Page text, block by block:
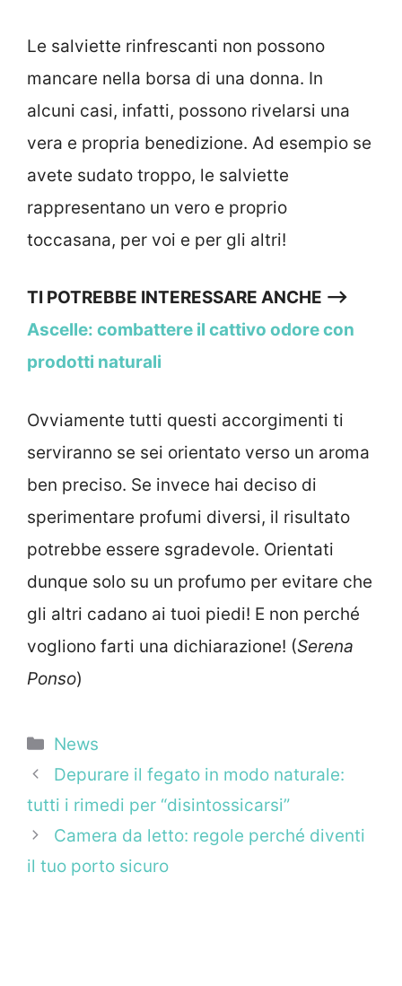
Le salviette rinfrescanti non possono
mancare nella borsa di una donna. In
alcuni casi, infatti, possono rivelarsi una
vera e propria benedizione. Ad esempio se
avete sudato troppo, le salviette
rappresentano un vero e proprio
toccasana, per voi e per gli altri!
TI POTREBBE INTERESSARE ANCHE –>
Ascelle: combattere il cattivo odore con
prodotti naturali
Ovviamente tutti questi accorgimenti ti
serviranno se sei orientato verso un aroma
ben preciso. Se invece hai deciso di
sperimentare profumi diversi, il risultato
potrebbe essere sgradevole. Orientati
dunque solo su un profumo per evitare che
gli altri cadano ai tuoi piedi! E non perché
vogliono farti una dichiarazione! (Serena
Ponso)
Categorie
News
Depurare il fegato in modo naturale:
tutti i rimedi per “disintossicarsi”
Camera da letto: regole perché diventi
il tuo porto sicuro